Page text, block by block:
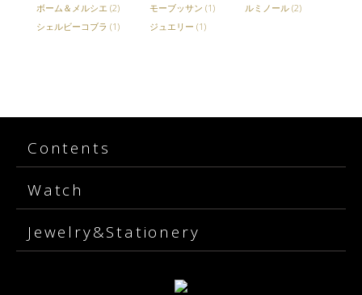
ボーム＆メルシエ (2) モーブッサン (1) ルミノール(2)
シェルビーコブラ (1) ジュエリー (1)
Contents
Watch
Jewelry&Stationery